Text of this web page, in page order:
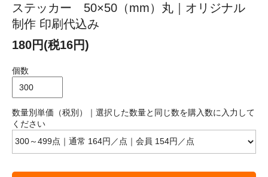
ステッカー 50×50（mm）丸｜オリジナル
制作 印刷代込み
180円(税16円)
個数
数量別単価（税別）｜選択した数量と同じ数を購入数に入力して
ください